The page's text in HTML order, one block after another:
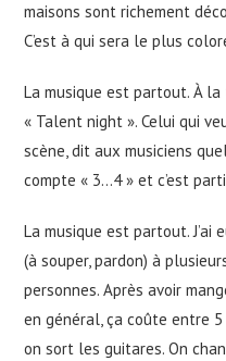
maisons sont richement
C’est à qui sera le plus
La musique est partout. À la
« Talent night ». Celui qui
scène, dit aux musiciens
compte « 3…4 » et c’est
La musique est partout. J’ai
(à souper, pardon) à
personnes. Après avoir
en général, ça coûte entre
on sort les guitares. On